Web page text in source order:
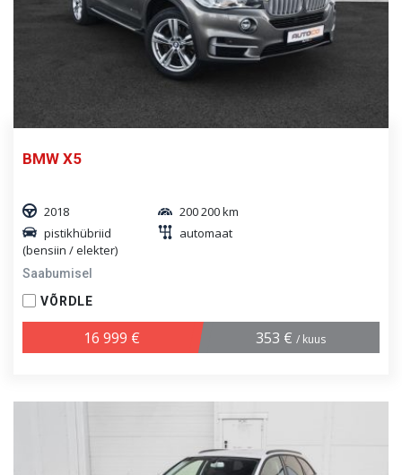
BMW X5
2018
200 200 km
pistikhübriid
(bensiin / elekter)
automaat
Saabumisel
VÕRDLE
16 999 € 353 € / kuus